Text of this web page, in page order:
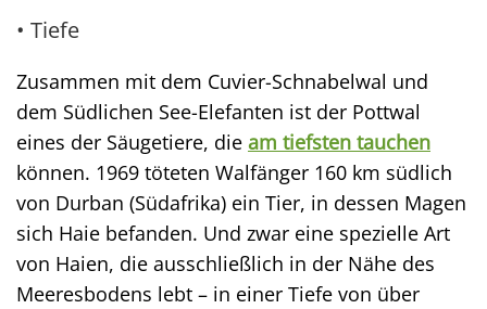
• Tiefe
Zusammen mit dem Cuvier-Schnabelwal und
dem Südlichen See-Elefanten ist der Pottwal
eines der Säugetiere, die am tiefsten tauchen
können. 1969 töteten Walfänger 160 km südlich
von Durban (Südafrika) ein Tier, in dessen Magen
sich Haie befanden. Und zwar eine spezielle Art
von Haien, die ausschließlich in der Nähe des
Meeresbodens lebt – in einer Tiefe von über